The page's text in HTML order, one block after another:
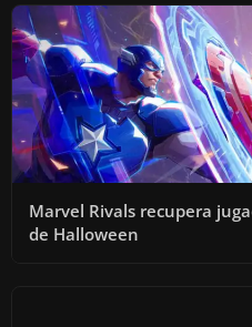
Marvel Rivals recupera
de Halloween